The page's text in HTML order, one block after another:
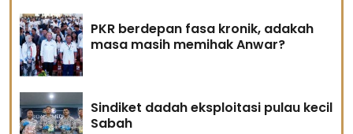
PKR berdepan fasa kronik, adakah
masa masih memihak Anwar?
Sindiket dadah eksploitasi pulau kecil
Sabah